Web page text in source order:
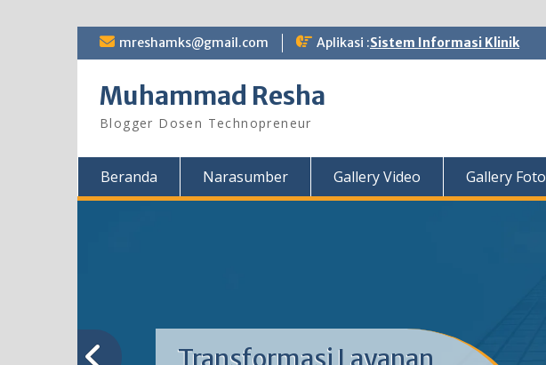
Skip mreshamks@gmail.com Aplikasi :Sistem Informasi Klinik
Muhammad Resha
Blogger Dosen Technopreneur
Beranda Narasumber Gallery Video Gallery Foto